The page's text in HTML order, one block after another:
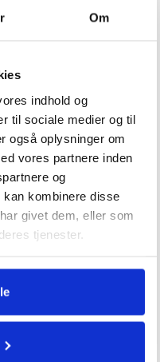
Om
indhold og
til sociale medier og til
også oplysninger om
vores partnere inden
og
kombinere disse
givet dem, eller som
tjenester.